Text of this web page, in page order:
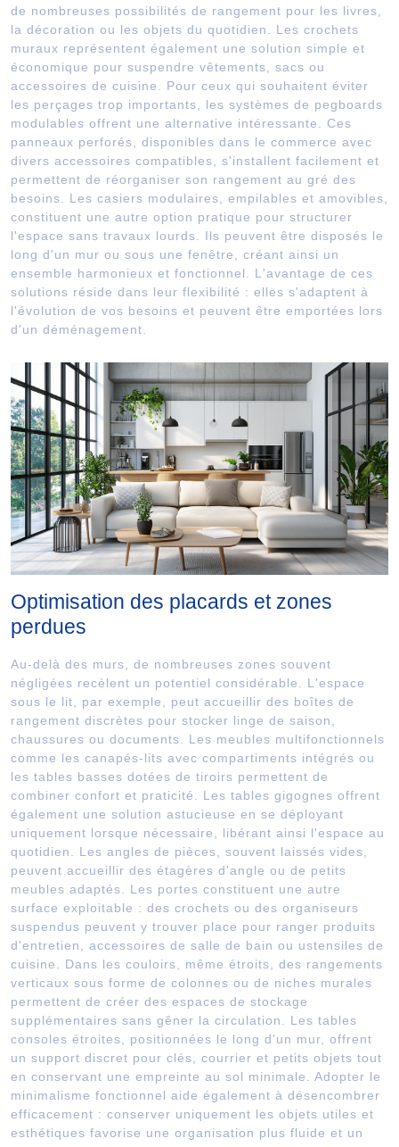
de nombreuses possibilités de rangement pour les livres,
la décoration ou les objets du quotidien. Les crochets
muraux représentent également une solution simple et
économique pour suspendre vêtements, sacs ou
accessoires de cuisine. Pour ceux qui souhaitent éviter
les perçages trop importants, les systèmes de pegboards
modulables offrent une alternative intéressante. Ces
panneaux perforés, disponibles dans le commerce avec
divers accessoires compatibles, s'installent facilement et
permettent de réorganiser son rangement au gré des
besoins. Les casiers modulaires, empilables et amovibles,
constituent une autre option pratique pour structurer
l'espace sans travaux lourds. Ils peuvent être disposés le
long d'un mur ou sous une fenêtre, créant ainsi un
ensemble harmonieux et fonctionnel. L'avantage de ces
solutions réside dans leur flexibilité : elles s'adaptent à
l'évolution de vos besoins et peuvent être emportées lors
d'un déménagement.
Optimisation des placards et zones
perdues
Au-delà des murs, de nombreuses zones souvent
négligées recèlent un potentiel considérable. L'espace
sous le lit, par exemple, peut accueillir des boîtes de
rangement discrètes pour stocker linge de saison,
chaussures ou documents. Les meubles multifonctionnels
comme les canapés-lits avec compartiments intégrés ou
les tables basses dotées de tiroirs permettent de
combiner confort et praticité. Les tables gigognes offrent
également une solution astucieuse en se déployant
uniquement lorsque nécessaire, libérant ainsi l'espace au
quotidien. Les angles de pièces, souvent laissés vides,
peuvent accueillir des étagères d'angle ou de petits
meubles adaptés. Les portes constituent une autre
surface exploitable : des crochets ou des organiseurs
suspendus peuvent y trouver place pour ranger produits
d'entretien, accessoires de salle de bain ou ustensiles de
cuisine. Dans les couloirs, même étroits, des rangements
verticaux sous forme de colonnes ou de niches murales
permettent de créer des espaces de stockage
supplémentaires sans gêner la circulation. Les tables
consoles étroites, positionnées le long d'un mur, offrent
un support discret pour clés, courrier et petits objets tout
en conservant une empreinte au sol minimale. Adopter le
minimalisme fonctionnel aide également à désencombrer
efficacement : conserver uniquement les objets utiles et
esthétiques favorise une organisation plus fluide et un